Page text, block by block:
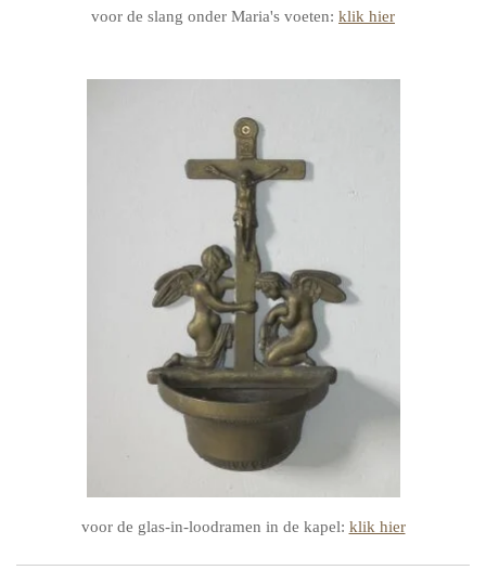
voor de slang onder Maria's voeten: klik hier
voor de glas-in-loodramen in de kapel: klik hier